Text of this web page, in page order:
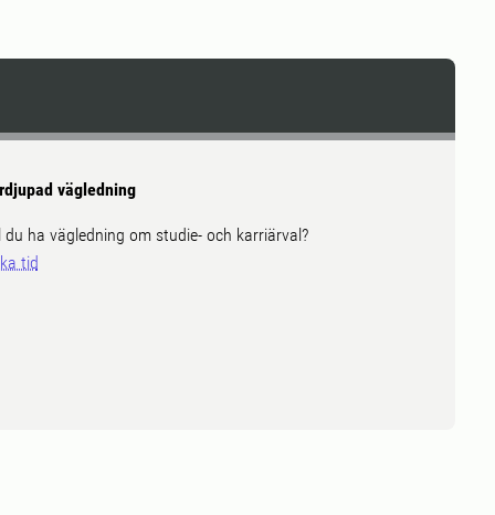
vägledning
du ha vägledning om studie- och karriärval?
tid